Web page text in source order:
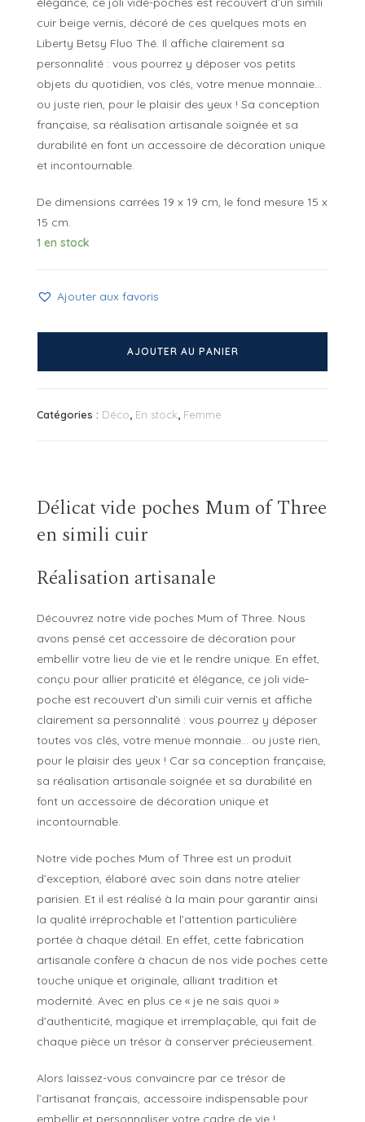
cuir beige vernis, décoré de ces quelques mots en
Liberty Betsy Fluo Thé. Il affiche clairement sa
personnalité : vous pourrez y déposer vos petits
objets du quotidien, vos clés, votre menue monnaie…
ou juste rien, pour le plaisir des yeux ! Sa conception
française, sa réalisation artisanale soignée et sa
durabilité en font un accessoire de décoration unique
et incontournable.
De dimensions carrées 19 x 19 cm, le fond mesure 15 x
15 cm.
1 en stock
Ajouter aux favoris
Vide
Mum
AJOUTER AU PANIER
Catégories : Déco En stock Femme
Délicat vide poches Mum of Three
en simili cuir
Réalisation artisanale
Découvrez notre vide poches Mum of Three. Nous
avons pensé cet accessoire de décoration pour
embellir votre lieu de vie et le rendre unique. En effet,
conçu pour allier praticité et élégance, ce joli vide-
poche est recouvert d’un simili cuir vernis et affiche
clairement sa personnalité : vous pourrez y déposer
toutes vos clés, votre menue monnaie… ou juste rien,
pour le plaisir des yeux ! Car sa conception française,
sa réalisation artisanale soignée et sa durabilité en
font un accessoire de décoration unique et
incontournable.
Notre vide poches Mum of Three est un produit
d’exception, élaboré avec soin dans notre atelier
parisien. Et il est réalisé à la main pour garantir ainsi
la qualité irréprochable et l’attention particulière
portée à chaque détail. En effet, cette fabrication
artisanale confère à chacun de nos vide poches cette
touche unique et originale, alliant tradition et
modernité. Avec en plus ce « je ne sais quoi »
d’authenticité, magique et irremplaçable, qui fait de
chaque pièce un trésor à conserver précieusement.
Alors laissez-vous convaincre par ce trésor de
l’artisanat français, accessoire indispensable pour
embellir et personnaliser votre cadre de vie !